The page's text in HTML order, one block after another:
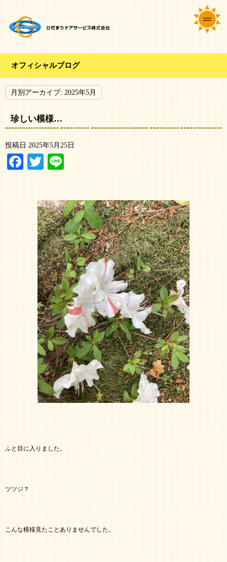
オフィシャルブログ
月別アーカイブ: 2025年5月
珍しい模様…
投稿日 2025年5月25日
Facebook
Twitter
ふと目に入りました。
ツツジ？
こんな模様見たことありませんでした。